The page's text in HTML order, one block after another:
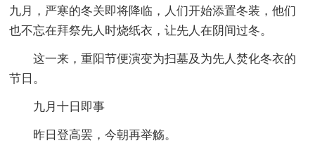
九月，严寒的冬关即将降临，人们开始添置冬装，他们
也不忘在拜祭先人时烧纸衣，让先人在阴间过冬。
这一来，重阳节便演变为扫墓及为先人焚化冬衣的
节日。
九月十日即事
昨日登高罢，今朝再举觞。